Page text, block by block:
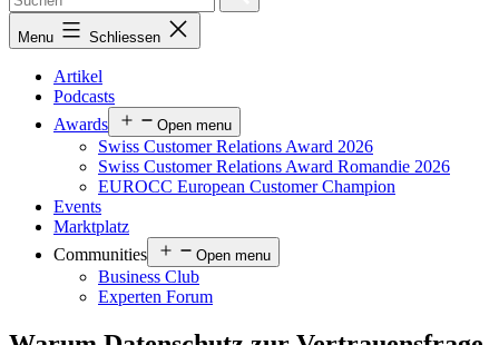
Menu Schliessen
Artikel
Podcasts
Awards
Open menu
Swiss Customer Relations Award 2026
Swiss Customer Relations Award Romandie 2026
EUROCC European Customer Champion
Events
Marktplatz
Communities
Open menu
Business Club
Experten Forum